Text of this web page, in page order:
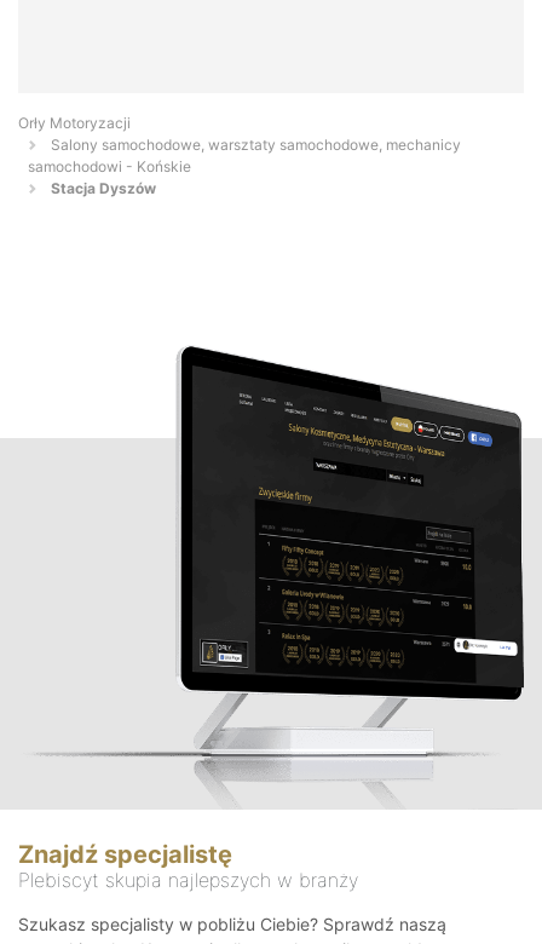
Orły Motoryzacji
Salony samochodowe, warsztaty samochodowe, mechanicy
samochodowi - Końskie
Stacja Dyszów
Znajdź specjalistę
Plebiscyt skupia najlepszych w branży
Szukasz specjalisty w pobliżu Ciebie? Sprawdź naszą